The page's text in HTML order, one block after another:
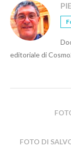
editoriale di
FOTO DI